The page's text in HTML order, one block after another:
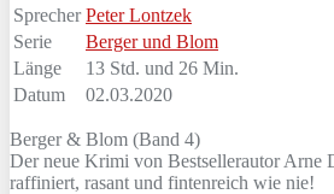
Sprecher Peter Lontzek
Serie
Berger und Blom
Länge
13 Std. und 26 Min.
Datum
02.03.2020
Berger & Blom (Band 4)
Der neue Krimi von Bestsellerautor Arne
raffiniert, rasant und fintenreich wie nie!